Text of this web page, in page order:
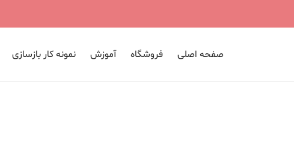
صفحه اصلی فروشگاه آموزش نمونه کار بازسازی